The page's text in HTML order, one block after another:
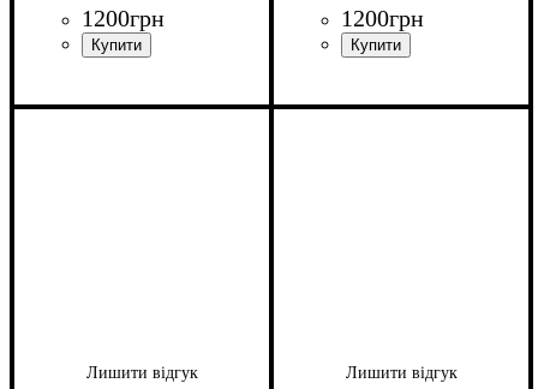
1200грн 1200грн
Лишити відгук Лишити відгук